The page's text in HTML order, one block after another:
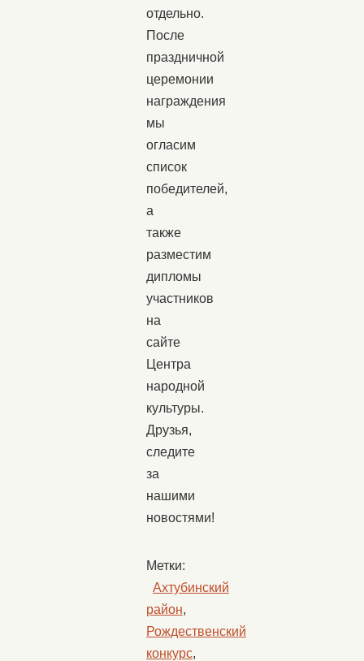
отдельно.
После
праздничной
церемонии
награждения
мы
огласим
список
победителей,
а
также
разместим
дипломы
участников
на
сайте
Центра
народной
культуры.
Друзья,
следите
за
нашими
новостями!
Метки:
Ахтубинский
район,
Рождественский
конкурс,